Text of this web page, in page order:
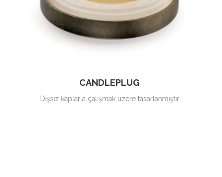
CANDLEPLUG
Dişsiz kaplarla çalışmak üzere tasarlanmıştır